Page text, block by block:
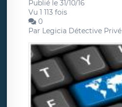
Publié le 31/10/16
Vu 1 113 fois
0
Par Legicia Détective Privé